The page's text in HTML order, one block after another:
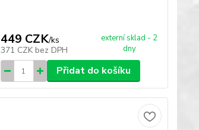
449 CZK/ks
371 CZK bez DPH
externí sklad - 2
dny
Přidat do košíku